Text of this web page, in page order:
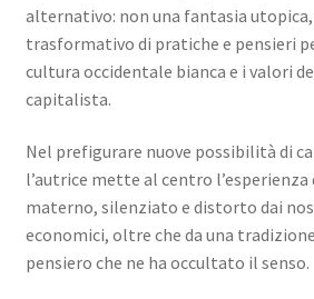
alternativo: non una fantasia
trasformativo di pratiche e pensieri
cultura occidentale bianca e i valori
capitalista.
Nel prefigurare nuove possibilità di
l’autrice mette al centro
materno, silenziato e distorto dai
economici, oltre che da una
pensiero che ne ha occultato il senso.